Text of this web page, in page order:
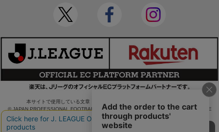
本サイトで使用している文章・画像等の無断での複製・転載を禁止します。
© JAPAN PROFESSIONAL FOOTBALL LEAGUE Rakuten Group, Inc. ALL RIGHTS RE
SERVED.